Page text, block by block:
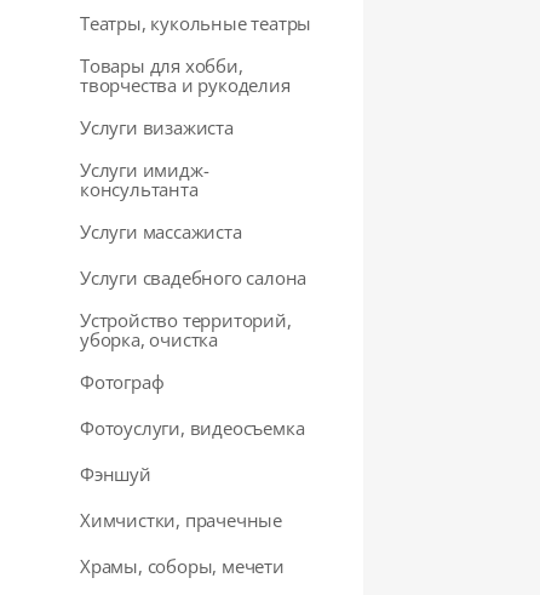
Театры, кукольные театры
Товары для хобби,
творчества и рукоделия
Услуги визажиста
Услуги имидж-
консультанта
Услуги массажиста
Услуги свадебного салона
Устройство территорий,
уборка, очистка
Фотограф
Фотоуслуги, видеосъемка
Фэншуй
Химчистки, прачечные
Храмы, соборы, мечети